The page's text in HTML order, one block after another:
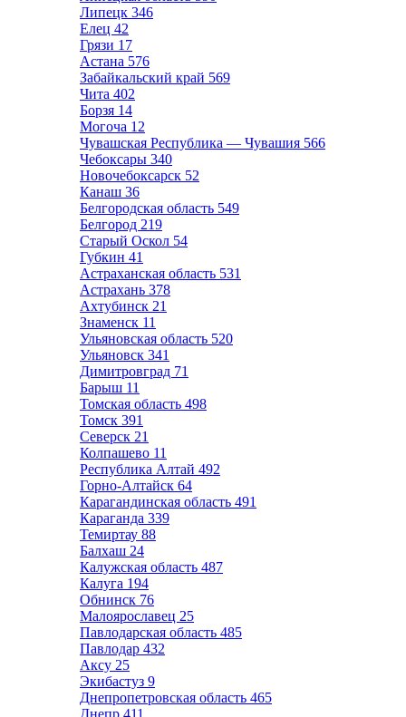
Липецк 346
Елец 42
Грязи 17
Астана 576
Забайкальский край 569
Чита 402
Борзя 14
Могоча 12
Чувашская Республика — Чувашия 566
Чебоксары 340
Новочебоксарск 52
Канаш 36
Белгородская область 549
Белгород 219
Старый Оскол 54
Губкин 41
Астраханская область 531
Астрахань 378
Ахтубинск 21
Знаменск 11
Ульяновская область 520
Ульяновск 341
Димитровград 71
Барыш 11
Томская область 498
Томск 391
Северск 21
Колпашево 11
Республика Алтай 492
Горно-Алтайск 64
Карагандинская область 491
Караганда 339
Темиртау 88
Балхаш 24
Калужская область 487
Калуга 194
Обнинск 76
Малоярославец 25
Павлодарская область 485
Павлодар 432
Аксу 25
Экибастуз 9
Днепропетровская область 465
Днепр 411